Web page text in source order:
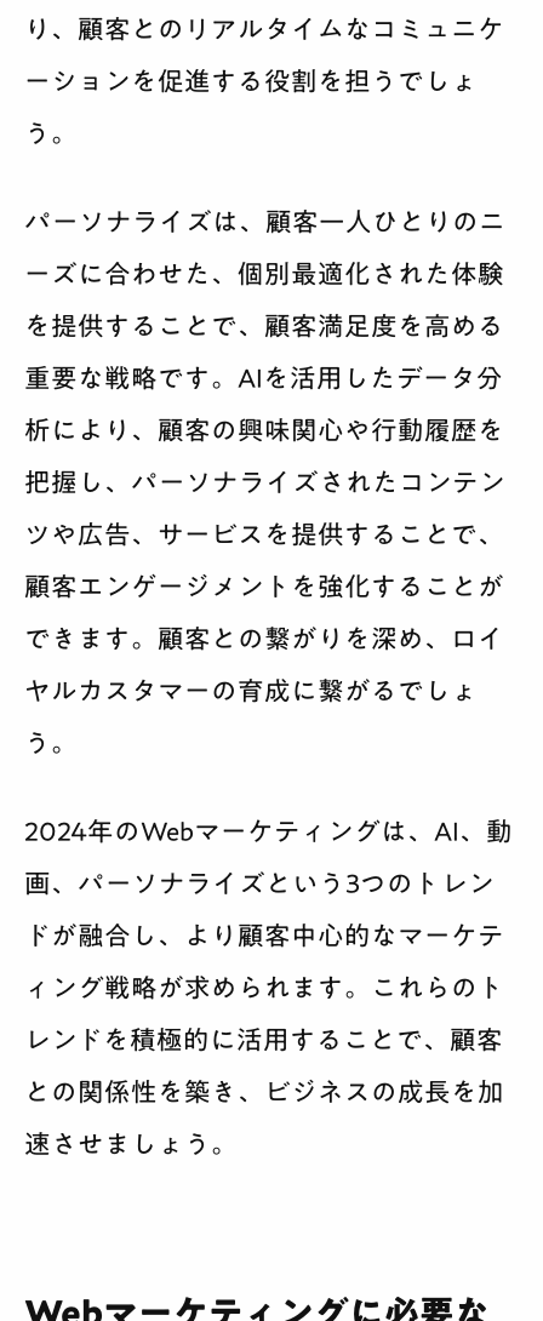
り、顧客とのリアルタイムなコミュニケ
ーションを促進する役割を担うでしょ
う。
パーソナライズは、顧客一人ひとりのニ
ーズに合わせた、個別最適化された体験
を提供することで、顧客満足度を高める
重要な戦略です。AIを活用したデータ分
析により、顧客の興味関心や行動履歴を
把握し、パーソナライズされたコンテン
ツや広告、サービスを提供することで、
顧客エンゲージメントを強化することが
できます。顧客との繋がりを深め、ロイ
ヤルカスタマーの育成に繋がるでしょ
う。
2024年のWebマーケティングは、AI、動
画、パーソナライズという3つのトレン
ドが融合し、より顧客中心的なマーケテ
ィング戦略が求められます。これらのト
レンドを積極的に活用することで、顧客
との関係性を築き、ビジネスの成長を加
速させましょう。
Webマーケティングに必要な